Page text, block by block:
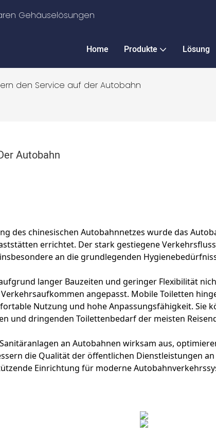
Gehäuselösungen
Home Produkte Lösung
den Service auf der Autobahn
Autobahn
des chinesischen Autobahnnetzes wurde das
errichtet. Der stark gestiegene
an die grundlegenden
langer Bauzeiten und geringer Flexibilität
angepasst. Mobile Toiletten
Nutzung und hohe Anpassungsfähigkeit. Sie
und dringenden Toilettenbedarf der meisten
an Autobahnen wirksam aus,
die Qualität der öffentlichen Dienstleistungen an
Einrichtung für moderne